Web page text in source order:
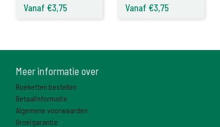
Vanaf €3,75 Vanaf €3,75
Meer informatie over
Boeketten bestellen
Betaalinformatie
Algemene voorwaarden
Groeigarantie